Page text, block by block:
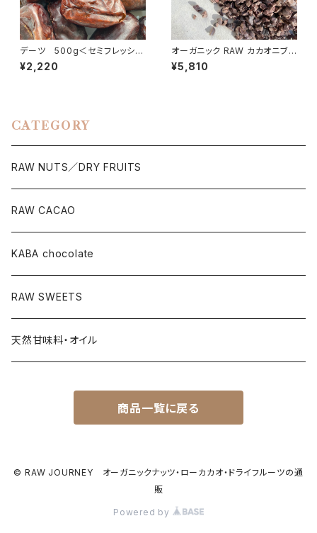
デーツ 500g＜セミフレッシュ
/種あり＞／ Dries dates
¥2,220
オーガニック RAW カカオニブ 5
00g／エクアドル産ア 非アル
カリ処理
¥5,810
CATEGORY
RAW NUTS／DRY FRUITS
RAW CACAO
KABA chocolate
RAW SWEETS
天然甘味料・オイル
商品一覧に戻る
© RAW JOURNEY オーガニックナッツ・ローカカオ・ドライフルーツの通
販
Powered by